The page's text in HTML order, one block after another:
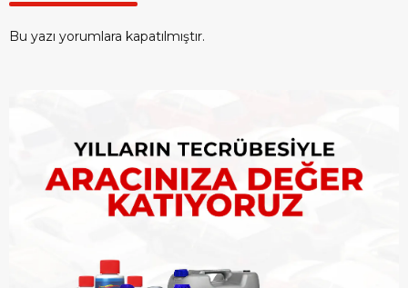
Bu yazı yorumlara kapatılmıştır.